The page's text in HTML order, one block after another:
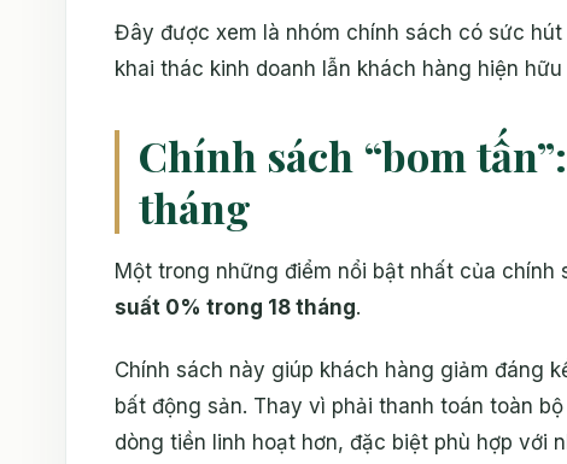
Đây được xem là nhóm chính sách có sức
khai thác kinh doanh lẫn khách hàng hiện
Chính sách “bom
tháng
Một trong những điểm nổi bật nhất của
suất 0% trong 18 tháng.
Chính sách này giúp khách hàng giảm đáng
bất động sản. Thay vì phải thanh toán toàn
dòng tiền linh hoạt hơn, đặc biệt phù hợp với